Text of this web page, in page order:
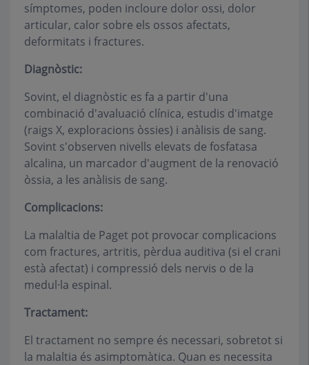
símptomes, poden incloure dolor ossi, dolor
articular, calor sobre els ossos afectats,
deformitats i fractures.
Diagnòstic:
Sovint, el diagnòstic es fa a partir d'una
combinació d'avaluació clínica, estudis d'imatge
(raigs X, exploracions òssies) i anàlisis de sang.
Sovint s'observen nivells elevats de fosfatasa
alcalina, un marcador d'augment de la renovació
òssia, a les anàlisis de sang.
Complicacions:
La malaltia de Paget pot provocar complicacions
com fractures, artritis, pèrdua auditiva (si el crani
està afectat) i compressió dels nervis o de la
medul·la espinal.
Tractament:
El tractament no sempre és necessari, sobretot si
la malaltia és asimptomàtica. Quan es necessita